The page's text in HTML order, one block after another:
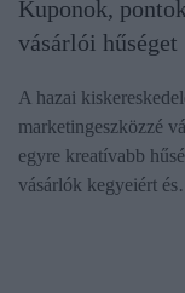
Kuponok,
vásárlói hűséget
A hazai
marketingeszközzé
egyre kreatívabb
vásárlók kegyeiért